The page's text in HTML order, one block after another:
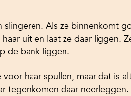
Als ze binnenkomt
uit en laat ze daar liggen.
de bank liggen.
haar spullen, maar dat is
tegenkomen daar